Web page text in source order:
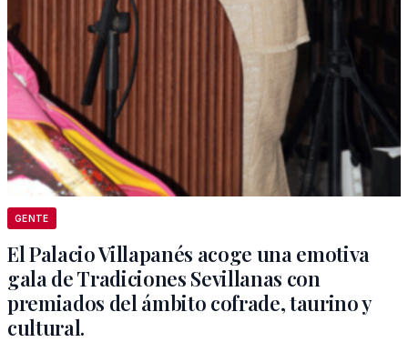
GENTE
El Palacio Villapanés acoge una emotiva
gala de Tradiciones Sevillanas con
premiados del ámbito cofrade, taurino y
cultural.